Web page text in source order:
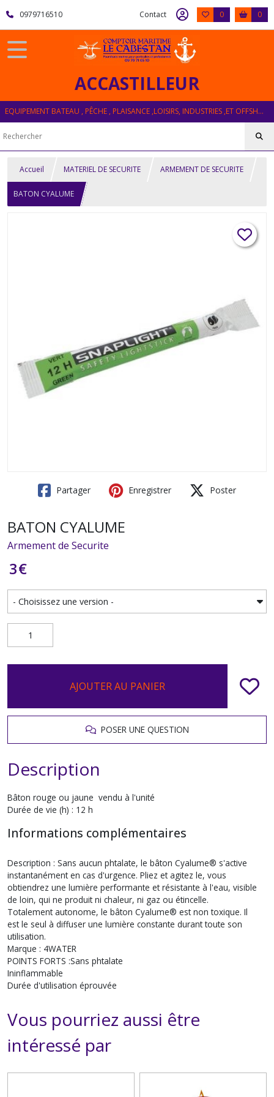
0979716510 Contact 0 0
ACCASTILLEUR
EQUIPEMENT BATEAU , PÊCHE , PLAISANCE ,LOISIRS, INDUSTRIES ,ET OFFSHORE
Accueil MATERIEL DE SECURITE ARMEMENT DE SECURITE
BATON CYALUME
Partager Enregistrer Poster
BATON CYALUME
Armement de Securite
3€
AJOUTER AU PANIER
POSER UNE QUESTION
Description
Bâton rouge ou jaune vendu à l'unité
Durée de vie (h) : 12 h
Informations complémentaires
Description : Sans aucun phtalate, le bâton Cyalume® s'active
instantanément en cas d'urgence. Pliez et agitez le, vous
obtiendrez une lumière performante et résistante à l'eau, visible
de loin, qui ne produit ni chaleur, ni gaz ou étincelle.
Totalement autonome, le bâton Cyalume® est non toxique. Il
est le seul à diffuser une lumière constante durant toute son
utilisation.
Marque : 4WATER
POINTS FORTS :Sans phtalate
Ininflammable
Durée d'utilisation éprouvée
Vous pourriez aussi être
intéressé par